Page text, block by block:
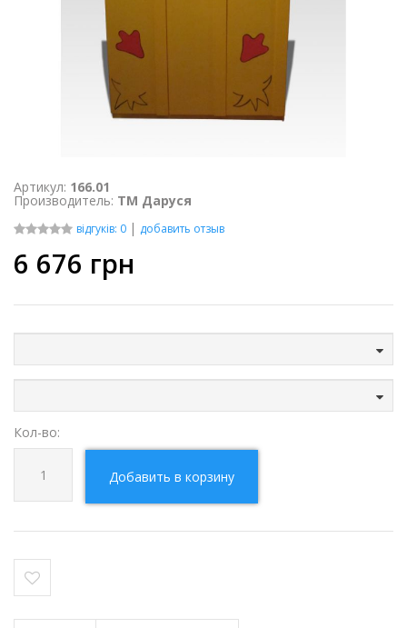
Артикул: 166.01
Производитель: ТМ Даруся
відгуків: 0 | добавить отзыв
6 676 грн
Кол-во:
Добавить в корзину